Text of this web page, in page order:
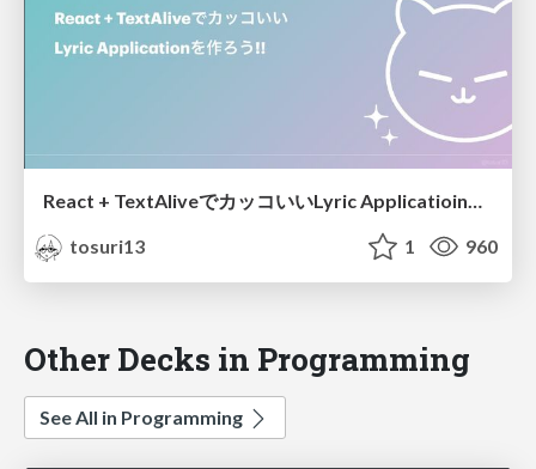
React + TextAliveでカッコいいLyric Applicatioinを作ろう!!
tosuri13
1 960
Other Decks in Programming
See All in Programming